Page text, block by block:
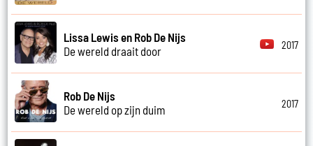
Lissa Lewis en Rob De Nijs
De wereld draait door
2017
Rob De Nijs
De wereld op zijn duim
2017